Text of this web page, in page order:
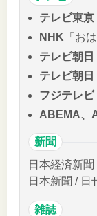
テレビ東京
NHK 「お
テレビ朝日
テレビ朝日
フジテレビ
ABEMA、
新聞
日本経済新
日本新聞 / 日
雑誌